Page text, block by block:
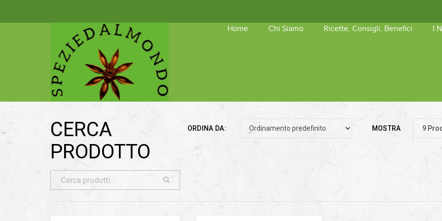
Home Chi Siamo Ricette, Consigli, Benefici I
CERCA
PRODOTTO
ORDINA DA: MOSTRA